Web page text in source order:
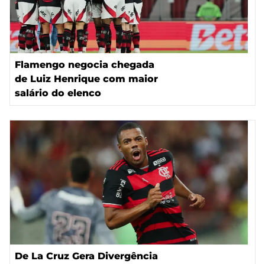
Flamengo negocia chegada
de Luiz Henrique com maior
salário do elenco
De La Cruz Gera Divergência